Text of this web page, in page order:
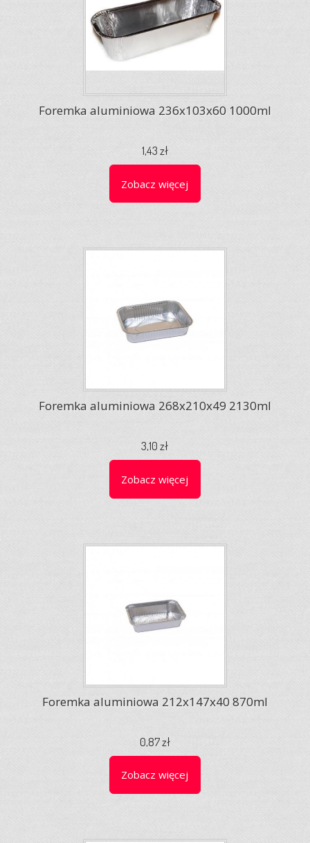
Foremka aluminiowa 236x103x60 1000ml
1,43 zł
Zobacz więcej
Foremka aluminiowa 268x210x49 2130ml
3,10 zł
Zobacz więcej
Foremka aluminiowa 212x147x40 870ml
0,87 zł
Zobacz więcej